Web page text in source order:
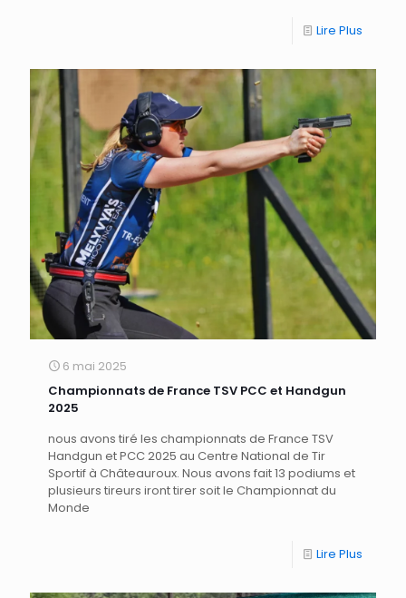
Lire Plus
6 mai 2025
Championnats de France TSV PCC et Handgun
2025
nous avons tiré les championnats de France TSV
Handgun et PCC 2025 au Centre National de Tir
Sportif à Châteauroux. Nous avons fait 13 podiums et
plusieurs tireurs iront tirer soit le Championnat du
Monde
Lire Plus